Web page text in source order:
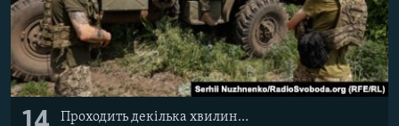
Проходить декілька хвилин…